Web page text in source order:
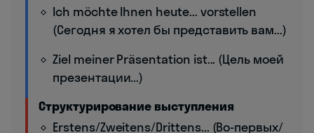
Ich möchte Ihnen heute... vorstellen
(Сегодня я хотел бы представить вам...)
Ziel meiner Präsentation ist... (Цель моей
презентации...)
Структурирование выступления
Erstens/Zweitens/Drittens... (Во-первых/